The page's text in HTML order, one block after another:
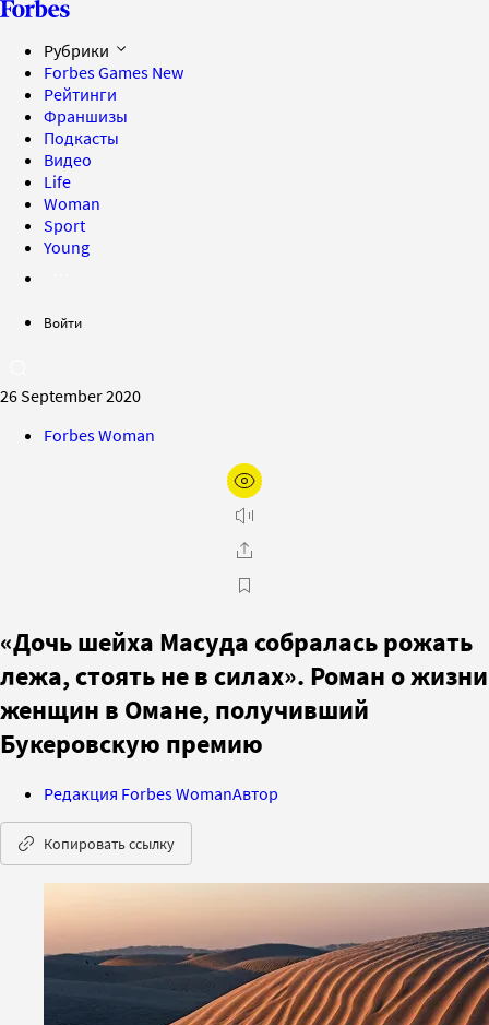
Рубрики
Forbes Games New
Рейтинги
Франшизы
Подкасты
Видео
Life
Woman
Sport
Young
Войти
26 September 2020
Forbes Woman
«Дочь шейха Масуда собралась рожать
лежа, стоять не в силах». Роман о жизни
женщин в Омане, получивший
Букеровскую премию
Редакция Forbes WomanАвтор
Копировать ссылку